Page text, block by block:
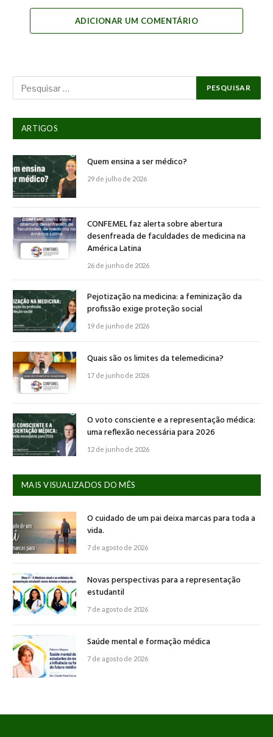
ADICIONAR UM COMENTÁRIO
ARTIGOS
Quem ensina a ser médico?
29 de julho de 2026
CONFEMEL faz alerta sobre abertura
desenfreada de faculdades de medicina na
América Latina
26 de junho de 2026
Pejotização na medicina: a feminização da
profissão exige proteção social
19 de junho de 2026
Quais são os limites da telemedicina?
17 de junho de 2026
O voto consciente e a representação médica:
uma reflexão necessária para 2026
12 de junho de 2026
MAIS VISUALIZADOS DO MÊS
O cuidado de um pai deixa marcas para toda a
vida.
7 de agosto de 2026
Novas perspectivas para a representação
estudantil
7 de agosto de 2026
Saúde mental e formação médica
7 de agosto de 2026